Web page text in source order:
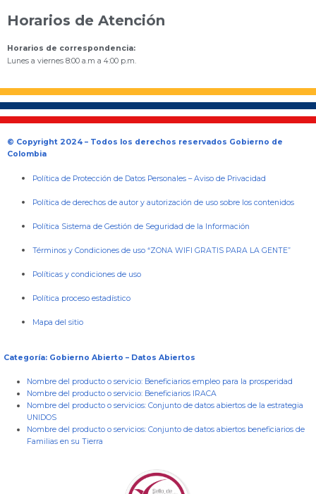
Horarios de Atención
Horarios de correspondencia:
Lunes a viernes 8:00 a.m a 4:00 p.m.
© Copyright 2024 – Todos los derechos reservados Gobierno de
Colombia
Política de Protección de Datos Personales –Aviso de Privacidad
Política de derechos de autor y autorización de uso sobre los contenidos
Política Sistema de Gestión de Seguridad de la Información
Términos y Condiciones de uso “ZONA WIFI GRATIS PARA LA GENTE”
Políticas y condiciones de uso
Política proceso estadístico
Mapa del sitio
Categoría: Gobierno Abierto – Datos Abiertos
Nombre del producto o servicio: Beneficiarios empleo para la prosperidad
Nombre del producto o servicio: Beneficiarios IRACA
Nombre del producto o servicios: Conjunto de datos abiertos de la estrategia
UNIDOS
Nombre del producto o servicios: Conjunto de datos abiertos beneficiarios de
Familias en su Tierra